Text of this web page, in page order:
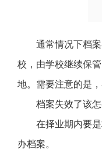
通常情况下档
校，由学校继续保
地。需要注意的是
档案失效了该
在择业期内要
办档案。